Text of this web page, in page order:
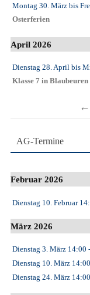
Montag 30. März bis
Osterferien
April 2026
Dienstag 28. April bis
Klasse 7 in
←
AG-Termine
Februar 2026
Dienstag 10. Februar
März 2026
Dienstag 3. März 14:00
Dienstag 10. März 14:00
Dienstag 24. März 14:00